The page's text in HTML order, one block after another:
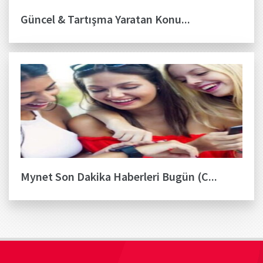
Güncel & Tartışma Yaratan Konu...
Mynet Son Dakika Haberleri Bugün (C...